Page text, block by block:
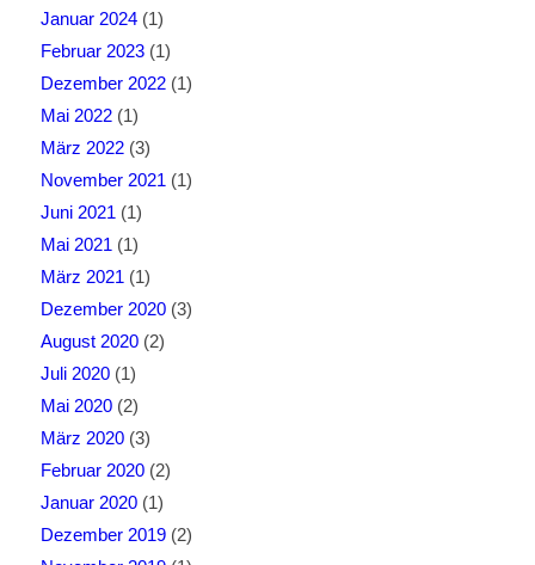
Januar 2024(1)
Februar 2023(1)
Dezember 2022(1)
Mai 2022(1)
März 2022(3)
November 2021 (1)
Juni 2021 (1)
Mai 2021 (1)
März 2021 (1)
Dezember 2020(3)
August 2020(2)
Juli 2020(1)
Mai 2020(2)
März 2020(3)
Februar 2020(2)
Januar 2020(1)
Dezember 2019(2)